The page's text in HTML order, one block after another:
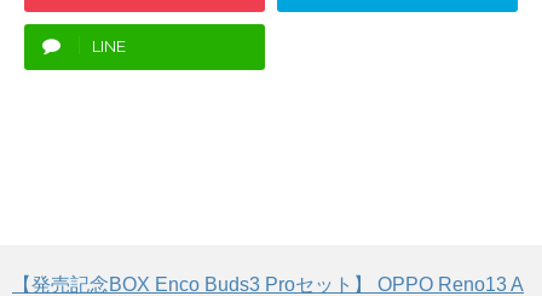
LINE
【発売記念BOX Enco Buds3 Proセット】 OPPO Reno13 A